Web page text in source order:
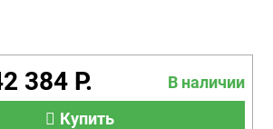
384 Р.
В наличии
Купить